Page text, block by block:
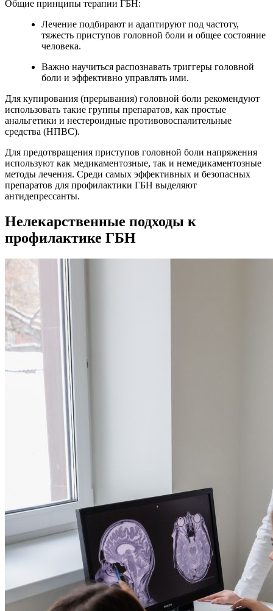
Общие принципы терапии ГБН:
Лечение подбирают и адаптируют под частоту,
тяжесть приступов головной боли и общее состояние
человека.
Важно научиться распознавать триггеры головной
боли и эффективно управлять ими.
Для купирования (прерывания) головной боли рекомендуют
использовать такие группы препаратов, как простые
анальгетики и нестероидные противовоспалительные
средства (НПВС).
Для предотвращения приступов головной боли напряжения
используют как медикаментозные, так и немедикаментозные
методы лечения. Среди самых эффективных и безопасных
препаратов для профилактики ГБН выделяют
антидепрессанты.
Нелекарственные подходы к
профилактике ГБН